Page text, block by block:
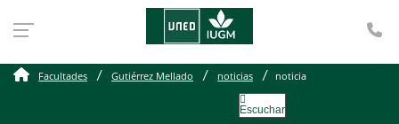
Facultades Gutiérrez Mellado noticias noticia
Escuchar